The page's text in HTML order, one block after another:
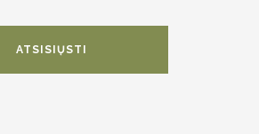
ATSISIŲSTI